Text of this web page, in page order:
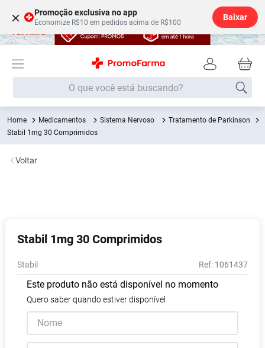
× Promoção exclusiva no app
Economize R$10 em pedidos acima de R$100
Baixar
O que você está buscando?
Medicamentos Sistema Nervoso
Tratamento de Parkinson
Stabil 1mg 30 Comprimidos
Stabil 1mg 30 Comprimidos
Stabil : 1061437
Este produto não está disponível no momento
Quero saber quando estiver disponível
Voltar
Termos mais buscados
1º Fralda
2
6º Shampoo
7
8 Pampers Confort Sec
9º Vitamina D
10 º